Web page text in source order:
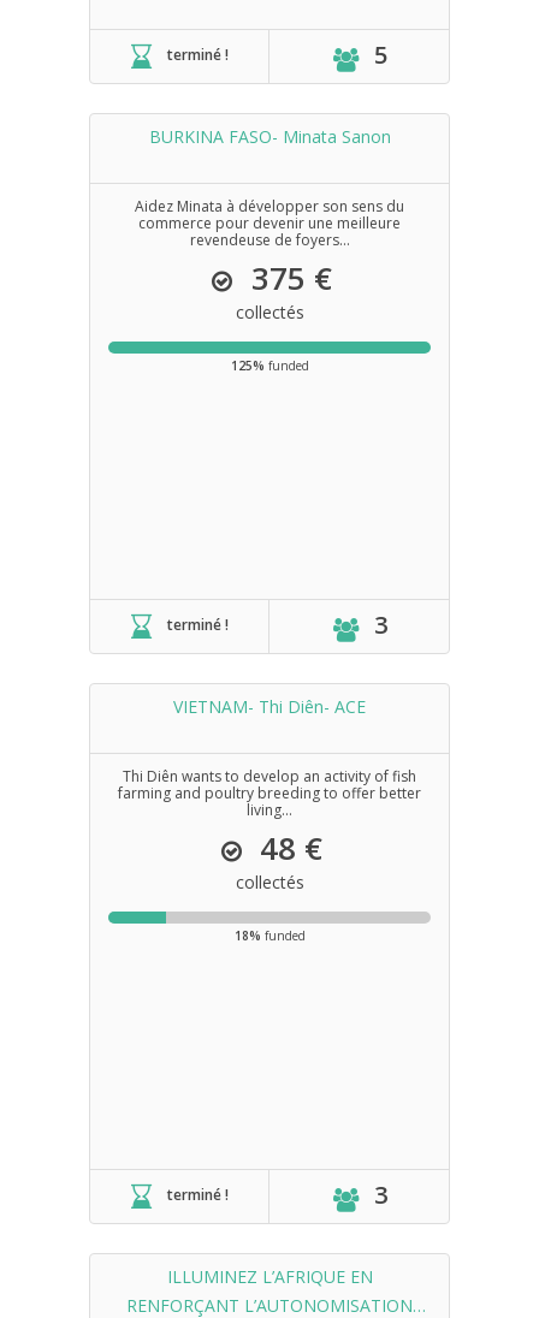
terminé ! 5
BURKINA FASO- Minata Sanon
Aidez Minata à développer son sens du
commerce pour devenir une meilleure
revendeuse de foyers...
375 €
collectés
125% funded
terminé ! 3
VIETNAM- Thi Diên- ACE
Thi Diên wants to develop an activity of fish
farming and poultry breeding to offer better
living...
48 €
collectés
18% funded
terminé ! 3
ILLUMINEZ L’AFRIQUE EN
RENFORÇANT L’AUTONOMISATION